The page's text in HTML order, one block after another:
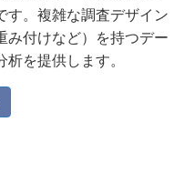
す。複雑な調査デザイン
み付けなど）を持つデー
を提供します。